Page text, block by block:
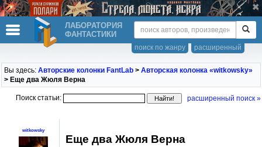
ЛАБОРАТОРИЯ
ФАНТАСТИКИ
расширенный
поиск по жанру
Вы здесь: Авторские колонки FantLab > Авторская колонка «witkowsky»
> Еще два Жюля Верна
Поиск статьи: расширенный поиск »
witkowsky
Еще два Жюля Верна